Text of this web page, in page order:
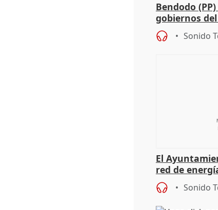
Bendodo
gobiernos
sobre los
Sonido
El
red de
autoconsumo
Sonido